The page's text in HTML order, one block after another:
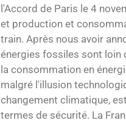
l'Accord de Paris le 4
et production et
train. Après nous avoir
énergies fossiles sont loin
la consommation en
malgré l'illusion
changement climatique,
termes de sécurité. La